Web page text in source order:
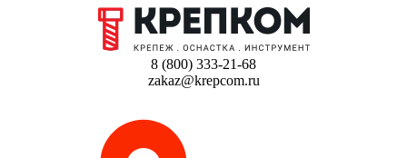
8 (800) 333-21-68
zakaz@krepcom.ru